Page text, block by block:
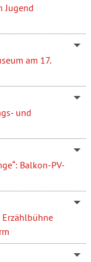
Jugend
am 17.
und
Balkon-PV-